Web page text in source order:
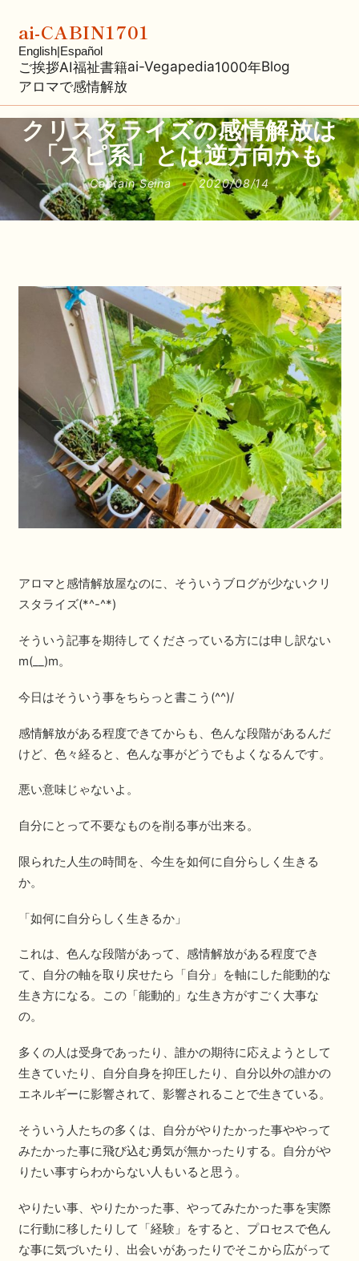
ai-CABIN1701
English|Español
ご挨拶AI福祉書籍ai-Vegapedia1000年Blog
アロマで感情解放
クリスタライズの感情解放は
「スピ系」とは逆方向かも
Captain Seina • 2020/08/14
アロマと感情解放屋なのに、そういうブログが少ないクリ
スタライズ(*^-^*)
そういう記事を期待してくださっている方には申し訳ない
m(__)m。
今日はそういう事をちらっと書こう(^^)/
感情解放がある程度できてからも、色んな段階があるんだ
けど、色々経ると、色んな事がどうでもよくなるんです。
悪い意味じゃないよ。
自分にとって不要なものを削る事が出来る。
限られた人生の時間を、今生を如何に自分らしく生きる
か。
「如何に自分らしく生きるか」
これは、色んな段階があって、感情解放がある程度でき
て、自分の軸を取り戻せたら「自分」を軸にした能動的な
生き方になる。この「能動的」な生き方がすごく大事な
の。
多くの人は受身であったり、誰かの期待に応えようとして
生きていたり、自分自身を抑圧したり、自分以外の誰かの
エネルギーに影響されて、影響されることで生きている。
そういう人たちの多くは、自分がやりたかった事ややって
みたかった事に飛び込む勇気が無かったりする。自分がや
りたい事すらわからない人もいると思う。
やりたい事、やりたかった事、やってみたかった事を実際
に行動に移したりして「経験」をすると、プロセスで色ん
な事に気づいたり、出会いがあったりでそこから広がって